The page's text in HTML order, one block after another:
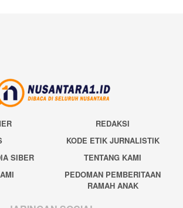
REDAKSI
KODE ETIK JURNALISTIK
SIBER
TENTANG KAMI
PEDOMAN PEMBERITAAN
RAMAH ANAK